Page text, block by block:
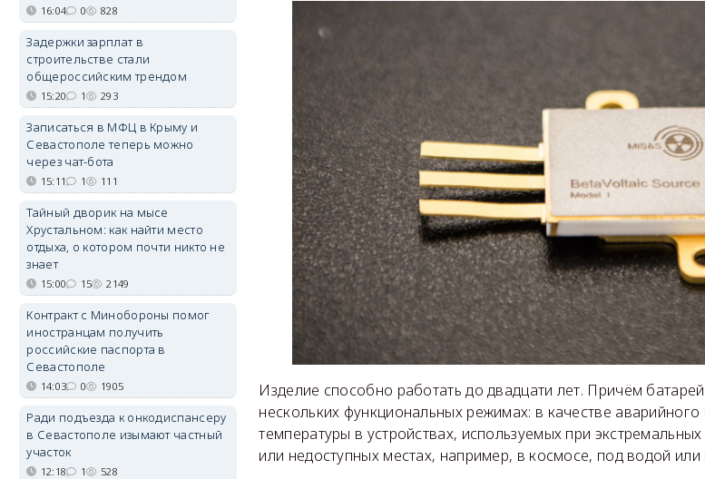
Изделие способно работать до двадцати лет. Причём
нескольких функциональных режимах: в качестве аварийного
температуры в устройствах, используемых при
или недоступных местах, например, в космосе, под водой
16:04 0 828
Задержки зарплат в
строительстве стали
общероссийским трендом
15:20 1 293
Записаться в МФЦ в Крыму и
Севастополе теперь можно
через чат-бота
15:11 1 111
Тайный дворик на мысе
Хрустальном: как найти место
отдыха, о котором почти никто не
знает
15:00 15 2149
Контракт с Минобороны помог
иностранцам получить
российские паспорта в
Севастополе
14:03 0 1905
Ради подъезда к онкодиспансеру
в Севастополе изымают частный
участок
12:18 1 528